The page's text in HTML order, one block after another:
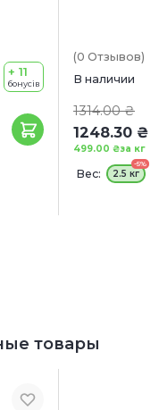
+ 11
бонусів
(0 Отзывов)
В наличии
1314.00 ₴
1248.30 ₴
за кг
499.00 ₴
Вес:
-5%
2.5 кг
товары